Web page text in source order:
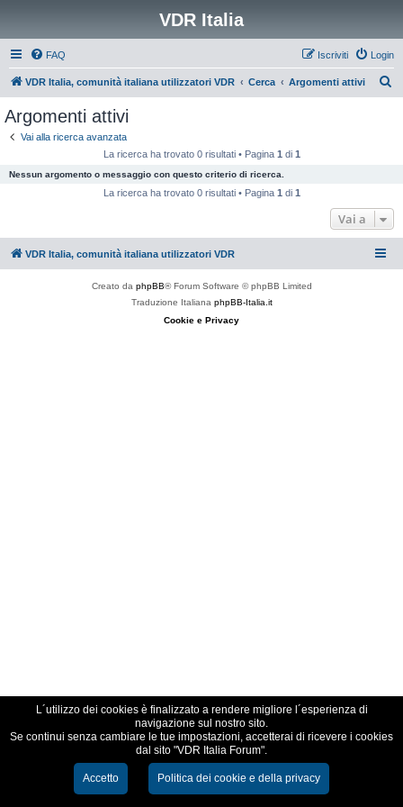
VDR Italia
FAQ Login
Iscriviti
VDR Italia, comunità italiana utilizzatori VDR Cerca Argomenti attivi
Argomenti attivi
Vai alla ricerca avanzata
La ricerca ha trovato 0 risultati • Pagina 1 di 1
Nessun argomento o messaggio con questo criterio di ricerca.
La ricerca ha trovato 0 risultati • Pagina 1 di 1
Vai a
VDR Italia, comunità italiana utilizzatori VDR
Creato da phpBB® Forum Software © phpBB Limited
Traduzione Italiana phpBB-Italia.it
Cookie e Privacy
L´utilizzo dei cookies è finalizzato a rendere migliore l´esperienza di
navigazione sul nostro sito.
Se continui senza cambiare le tue impostazioni, accetterai di ricevere i cookies
dal sito "VDR Italia Forum".
Accetto Politica dei cookie e della privacy